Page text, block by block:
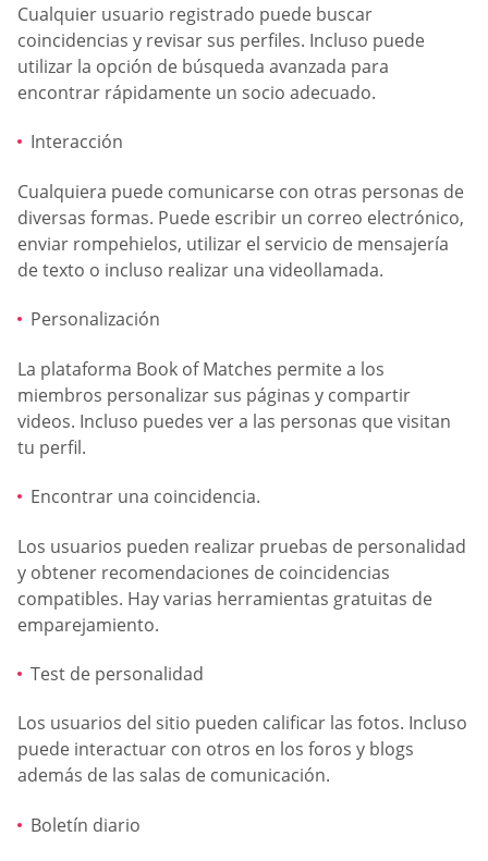
Cualquier usuario registrado puede buscar
coincidencias y revisar sus perfiles. Incluso puede
utilizar la opción de búsqueda avanzada para
encontrar rápidamente un socio adecuado.
Interacción
Cualquiera puede comunicarse con otras personas de
diversas formas. Puede escribir un correo electrónico,
enviar rompehielos, utilizar el servicio de mensajería
de texto o incluso realizar una videollamada.
Personalización
La plataforma Book of Matches permite a los
miembros personalizar sus páginas y compartir
videos. Incluso puedes ver a las personas que visitan
tu perfil.
Encontrar una coincidencia.
Los usuarios pueden realizar pruebas de personalidad
y obtener recomendaciones de coincidencias
compatibles. Hay varias herramientas gratuitas de
emparejamiento.
Test de personalidad
Los usuarios del sitio pueden calificar las fotos. Incluso
puede interactuar con otros en los foros y blogs
además de las salas de comunicación.
Boletín diario